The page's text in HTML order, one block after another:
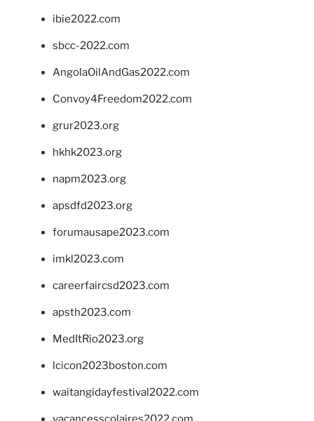
ibie2022.com
sbcc-2022.com
AngolaOilAndGas2022.com
Convoy4Freedom2022.com
grur2023.org
hkhk2023.org
napm2023.org
apsdfd2023.org
forumausape2023.com
imkl2023.com
careerfaircsd2023.com
apsth2023.com
MedItRio2023.org
lcicon2023boston.com
waitangidayfestival2022.com